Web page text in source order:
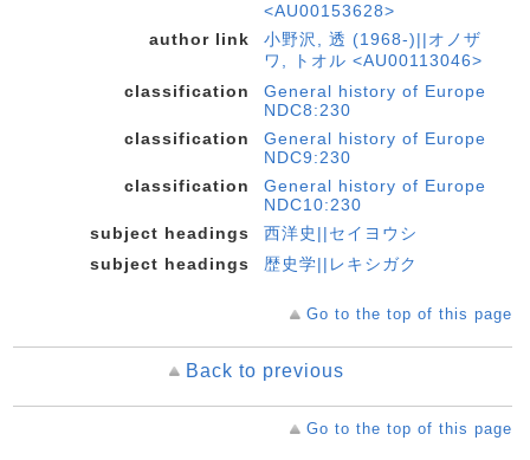
<AU00153628>
author link
小野沢, 透 (1968-)||オノザ
ワ, トオル <AU00113046>
classification
General history of Europe
NDC8:230
classification
General history of Europe
NDC9:230
classification
General history of Europe
NDC10:230
subject headings
西洋史||セイヨウシ
subject headings
歴史学||レキシガク
Go to the top of this page
Back to previous
Go to the top of this page